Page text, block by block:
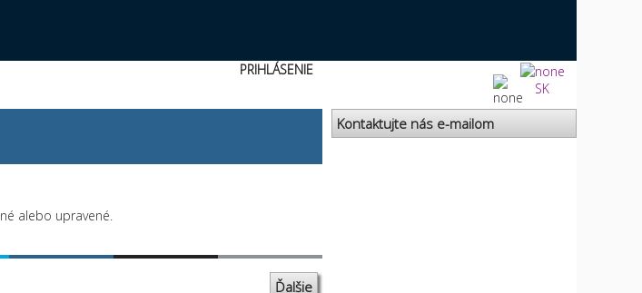
PRIHLÁSENIE
SK
alebo upravené.
Ďalšie
Kontaktujte nás e-mailom